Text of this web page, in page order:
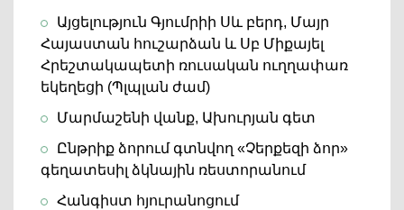
Այցելություն Գյումրիի Սև բերդ, Մայր
Հայաստան հուշարձան և Սբ Միքայել
Հրեշտակապետի ռուսական ուղղափառ
եկեղեցի (Պլպլան ժամ)
Մարմաշենի վանք, Ախուրյան գետ
Ընթրիք ձորում գտնվող «Չերքեզի ձոր»
գեղատեսիլ ձկնային ռեստորանում
Հանգիստ հյուրանոցում